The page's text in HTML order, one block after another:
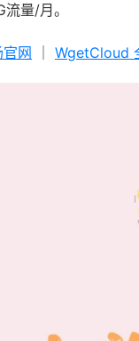
量/月。
网 WgetCloud